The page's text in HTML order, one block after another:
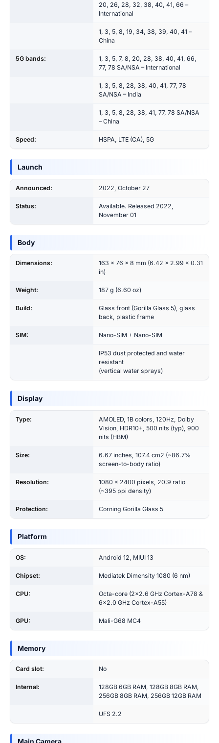
20, 26, 28, 32, 38, 40, 41, 66 –
International
1, 3, 5, 8, 19, 34, 38, 39, 40, 41 –
China
5G bands:
1, 3, 5, 7, 8, 20, 28, 38, 40, 41, 66,
77, 78 SA/NSA – International
1, 3, 5, 8, 28, 38, 40, 41, 77, 78
SA/NSA – India
1, 3, 5, 8, 28, 38, 41, 77, 78 SA/NSA
– China
Speed: HSPA, LTE (CA), 5G
Launch
Announced: 2022, October 27
Status:
Available. Released 2022,
November 01
Body
Dimensions:
163 x 76 x 8 mm (6.42 x 2.99 x 0.31
in)
Weight: 187 g (6.60 oz)
Build:
Glass front (Gorilla Glass 5), glass
back, plastic frame
SIM: Nano-SIM + Nano-SIM
IP53 dust protected and water
resistant
(vertical water sprays)
Display
Type:
AMOLED, 1B colors, 120Hz, Dolby
Vision, HDR10+, 500 nits (typ), 900
nits (HBM)
Size:
6.67 inches, 107.4 cm2 (~86.7%
screen-to-body ratio)
Resolution:
1080 x 2400 pixels, 20:9 ratio
(~395 ppi density)
Protection: Corning Gorilla Glass 5
Platform
OS: Android 12, MIUI 13
Chipset: Mediatek Dimensity 1080 (6 nm)
CPU:
Octa-core (2×2.6 GHz Cortex-A78 &
6×2.0 GHz Cortex-A55)
GPU: Mali-G68 MC4
Memory
Card slot: No
Internal:
128GB 6GB RAM, 128GB 8GB RAM,
256GB 8GB RAM, 256GB 12GB RAM
UFS 2.2